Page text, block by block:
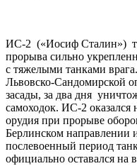
ИС-2 («Иосиф Сталин»)
прорыва сильно
с тяжелыми танками
Львовско-Сандомирской
засады, за два дня
самоходок. ИС-2 оказался
орудия при прорыве
Берлинском направлении
послевоенный период
официально оставался на